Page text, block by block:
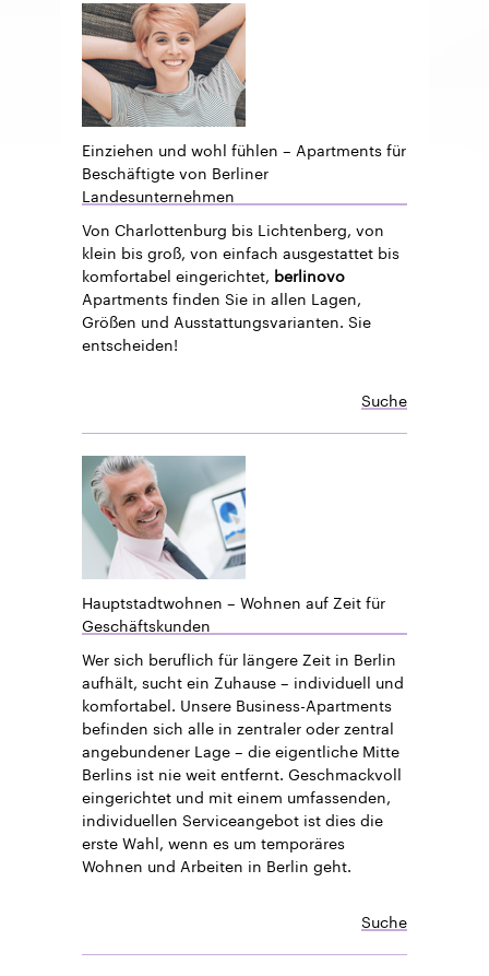
Einziehen und wohl fühlen – Apartments für
Beschäftigte von Berliner
Landesunternehmen
Von Charlottenburg bis Lichtenberg, von
klein bis groß, von einfach ausgestattet bis
komfortabel eingerichtet, berlinovo
Apartments finden Sie in allen Lagen,
Größen und Ausstattungsvarianten. Sie
entscheiden!
Suche
Hauptstadtwohnen – Wohnen auf Zeit für
Geschäftskunden
Wer sich beruflich für längere Zeit in Berlin
aufhält, sucht ein Zuhause – individuell und
komfortabel. Unsere Business-Apartments
befinden sich alle in zentraler oder zentral
angebundener Lage – die eigentliche Mitte
Berlins ist nie weit entfernt. Geschmackvoll
eingerichtet und mit einem umfassenden,
individuellen Serviceangebot ist dies die
erste Wahl, wenn es um temporäres
Wohnen und Arbeiten in Berlin geht.
Suche